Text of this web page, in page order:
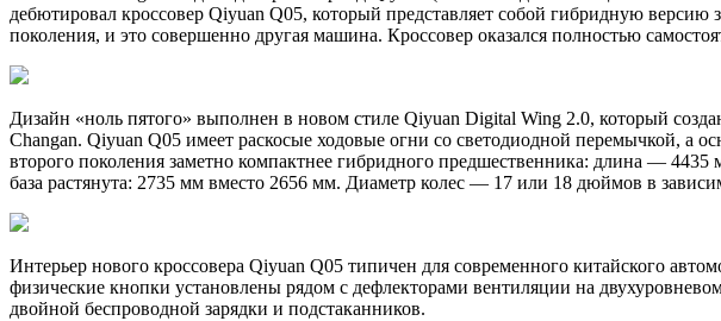
дебютировал кроссовер Qiyuan Q05, который представляет собой гибридную
поколения, и это совершенно другая машина. Кроссовер оказался полностью
Дизайн «ноль пятого» выполнен в новом стиле Qiyuan Digital Wing 2.0, который
Changan. Qiyuan Q05 имеет раскосые ходовые огни со светодиодной перемычкой,
второго поколения заметно компактнее гибридного предшественника: длина —
база растянута: 2735 мм вместо 2656 мм. Диаметр колес — 17 или 18 дюймов в
Интерьер нового кроссовера Qiyuan Q05 типичен для современного китайского
физические кнопки установлены рядом с дефлекторами вентиляции на
двойной беспроводной зарядки и подстаканников.